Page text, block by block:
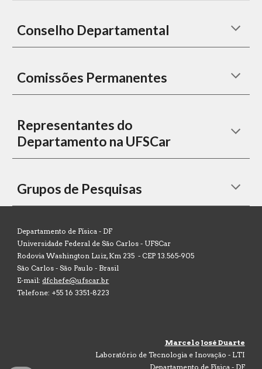
Conselho Departamental
Comissões Permanentes
Representantes do
Departamento na UFSCar
Grupos de Pesquisas
Departamento de Física - DF
Universidade Federal de São Carlos - UFSCar
Rodovia Washington Luiz, Km 235 - CEP 13.565-905
São Carlos - São Paulo - Brasil
E-mail: dfchefe@ufscar.br
Telefone: +55 16 3351-8223
Marcelo José Duarte
Laboratório de Tecnologia e Inovação - LTI
Departamento de Física - DF